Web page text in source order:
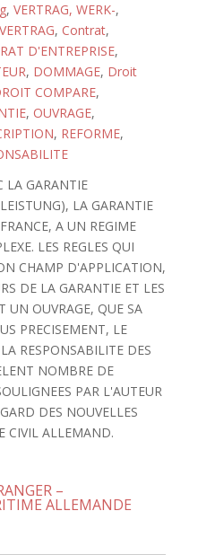
, VERTRAG, WERK-,
, Contrat,
D'ENTREPRISE,
, DOMMAGE, Droit
COMPARE,
, OUVRAGE,
, REFORME,
LA GARANTIE
LA GARANTIE
A UN REGIME
LES REGLES QUI
CHAMP D'APPLICATION,
DE LA GARANTIE ET LES
UN OUVRAGE, QUE SA
PRECISEMENT, LE
RESPONSABILITE DES
NOMBRE DE
PAR L'AUTEUR
DES NOUVELLES
CIVIL ALLEMAND.
–
ALLEMANDE